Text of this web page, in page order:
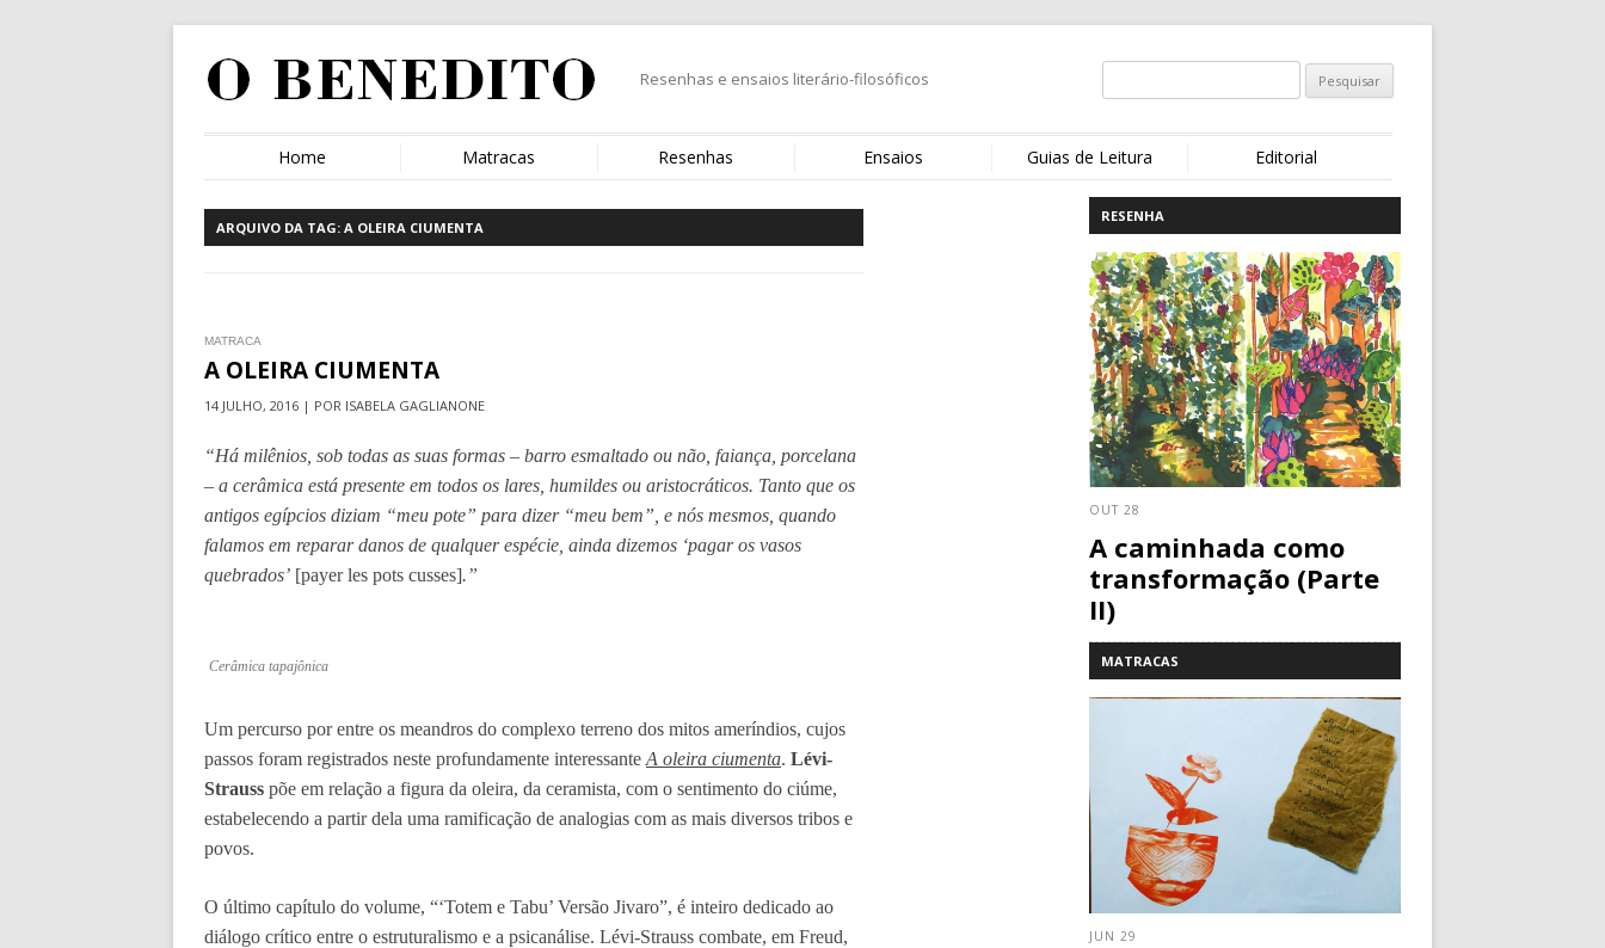
Resenhas e ensaios literário-filosóficos
Home Matracas Resenhas Ensaios Guias de Leitura Editorial
ARQUIVO DA TAG: A OLEIRA CIUMENTA
MATRACA
A OLEIRA CIUMENTA
14 JULHO, 2016 | POR ISABELA GAGLIANONE
“Há milênios, sob todas as suas formas – barro esmaltado ou não, faiança, porcelana
– a cerâmica está presente em todos os lares, humildes ou aristocráticos. Tanto que os
antigos egípcios diziam “meu pote” para dizer “meu bem”, e nós mesmos, quando
falamos em reparar danos de qualquer espécie, ainda dizemos ‘pagar os vasos
quebrados’ [payer les pots cusses].”
Cerâmica tapajônica
Um percurso por entre os meandros do complexo terreno dos mitos ameríndios, cujos
passos foram registrados neste profundamente interessante A oleira ciumenta. Lévi-
Strauss põe em relação a figura da oleira, da ceramista, com o sentimento do ciúme,
estabelecendo a partir dela uma ramificação de analogias com as mais diversos tribos e
povos.
O último capítulo do volume, “‘Totem e Tabu’ Versão Jivaro”, é inteiro dedicado ao
diálogo crítico entre o estruturalismo e a psicanálise. Lévi-Strauss combate, em Freud,
RESENHA
OUT 28
A caminhada como
transformação (Parte
II)
MATRACAS
JUN 29